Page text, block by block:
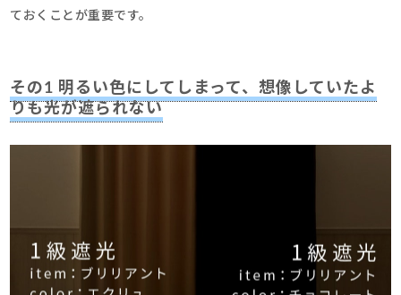
ておくことが重要です。
その1 明るい色にしてしまって、想像していたよ
りも光が遮られない